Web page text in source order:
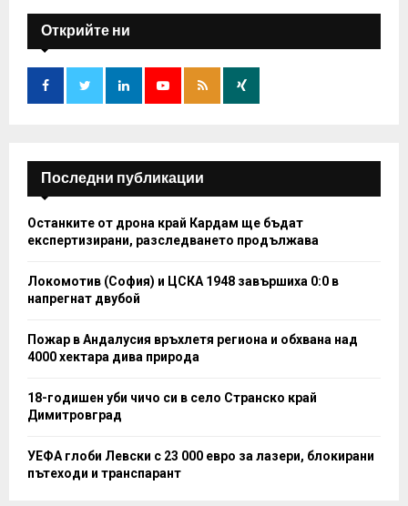
f
o
:
E
A
H
Открийте ни
Последни публикации
Останките от дрона край Кардам ще бъдат
експертизирани, разследването продължава
Локомотив (София) и ЦСКА 1948 завършиха 0:0 в
напрегнат двубой
Пожар в Андалусия връхлетя региона и обхвана над
4000 хектара дива природа
18-годишен уби чичо си в село Странско край
Димитровград
УЕФА глоби Левски с 23 000 евро за лазери, блокирани
пътеходи и транспарант